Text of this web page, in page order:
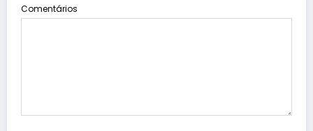
Comentários